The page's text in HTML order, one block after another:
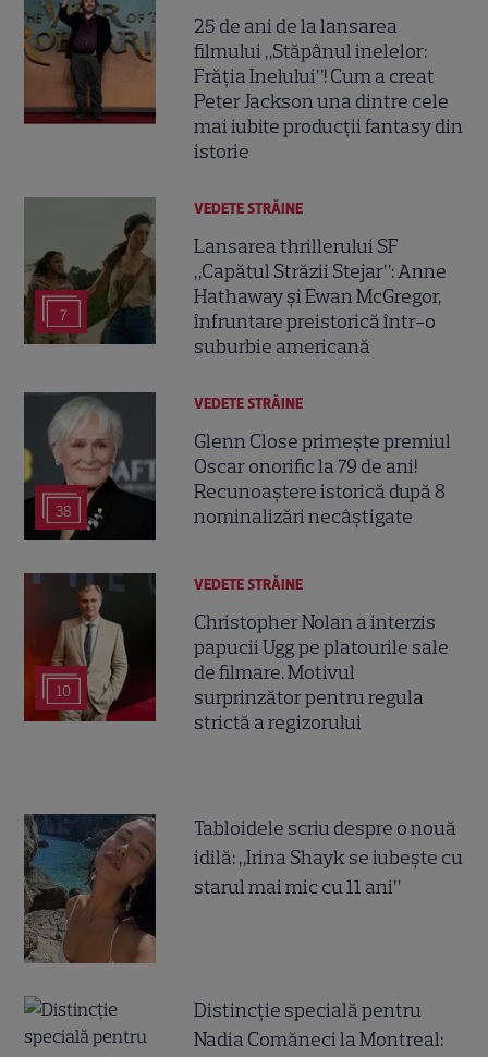
25 de ani de la lansarea
filmului „Stăpânul inelelor:
Frăția Inelului”! Cum a creat
Peter Jackson una dintre cele
mai iubite producții fantasy din
istorie
7
VEDETE STRĂINE
Lansarea thrillerului SF
„Capătul Străzii Stejar”: Anne
Hathaway și Ewan McGregor,
înfruntare preistorică într-o
suburbie americană
38
VEDETE STRĂINE
Glenn Close primește premiul
Oscar onorific la 79 de ani!
Recunoaștere istorică după 8
nominalizări necâștigate
10
VEDETE STRĂINE
Christopher Nolan a interzis
papucii Ugg pe platourile sale
de filmare. Motivul
surprinzător pentru regula
strictă a regizorului
Tabloidele scriu despre o nouă
idilă: „Irina Shayk se iubește cu
starul mai mic cu 11 ani”
Distincție specială pentru
Nadia Comăneci la Montreal: